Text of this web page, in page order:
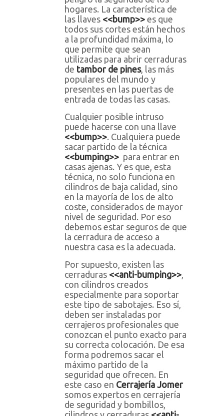
hogares. La característica de
las llaves <<bump>> es que
todos sus cortes están hechos
a la profundidad máxima, lo
que permite que sean
utilizadas para abrir cerraduras
de tambor de pines, las más
populares del mundo y
presentes en las puertas de
entrada de todas las casas.
Cualquier posible intruso
puede hacerse con una llave
<<bump>>. Cualquiera puede
sacar partido de la técnica
<<bumping>> para entrar en
casas ajenas. Y es que, esta
técnica, no solo funciona en
cilindros de baja calidad, sino
en la mayoría de los de alto
coste, considerados de mayor
nivel de seguridad. Por eso
debemos estar seguros de que
la cerradura de acceso a
nuestra casa es la adecuada.
Por supuesto, existen las
cerraduras <<anti-bumping>>
con cilindros creados
especialmente para soportar
este tipo de sabotajes. Eso sí,
deben ser instaladas por
cerrajeros profesionales que
conozcan el punto exacto para
su correcta colocación. De esa
forma podremos sacar el
máximo partido de la
seguridad que ofrecen. En
este caso en Cerrajería Jomer
somos expertos en cerrajería
de seguridad y bombillos,